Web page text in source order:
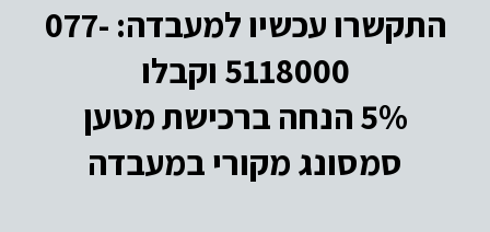
התקשרו עכשיו למעבדה: 077-
5118000 וקבלו
5% הנחה ברכישת מטען
סמסונג מקורי במעבדה